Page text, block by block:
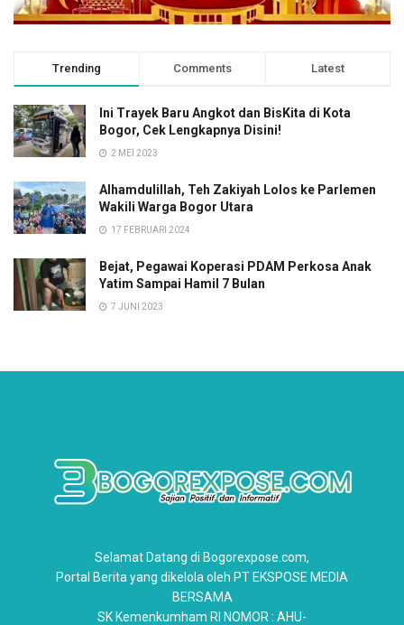
Trending Comments Latest
Ini Trayek Baru Angkot dan BisKita di Kota
Bogor, Cek Lengkapnya Disini!
2 MEI 2023
Alhamdulillah, Teh Zakiyah Lolos ke Parlemen
Wakili Warga Bogor Utara
17 FEBRUARI 2024
Bejat, Pegawai Koperasi PDAM Perkosa Anak
Yatim Sampai Hamil 7 Bulan
7 JUNI 2023
Selamat Datang di Bogorexpose.com,
Portal Berita yang dikelola oleh PT EKSPOSE MEDIA
BERSAMA
SK Kemenkumham RI NOMOR : AHU-